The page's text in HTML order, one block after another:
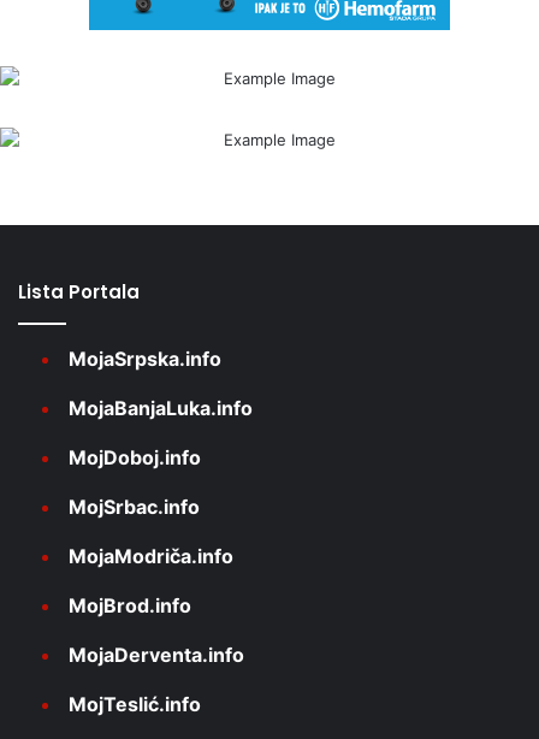
Lista Portala
MojaSrpska.info
MojaBanjaLuka.info
MojDoboj.info
MojSrbac.info
MojaModriča.info
MojBrod.info
MojaDerventa.info
MojTeslić.info